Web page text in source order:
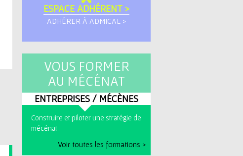
ESPACE ADHÉRENT >
ADHÉRER À ADMICAL >
VOUS FORMER
AU MÉCÉNAT
ENTREPRISES / MÉCÈNES
Construire et piloter une stratégie de
mécénat
Voir toutes les formations >